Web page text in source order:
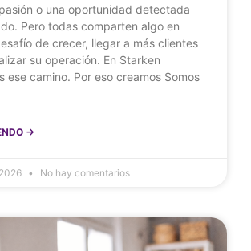
o una oportunidad detectada
Pero todas comparten algo en
de crecer, llegar a más clientes
su operación. En Starken
ese camino. Por eso creamos Somos
->
No hay comentarios